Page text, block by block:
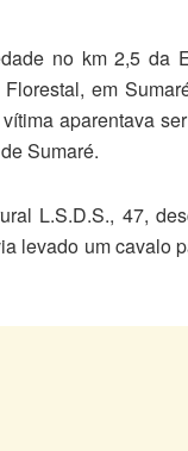
no km 2,5 da
em
aparentava
Sumaré.
L.S.D.S., 47,
levado um cavalo